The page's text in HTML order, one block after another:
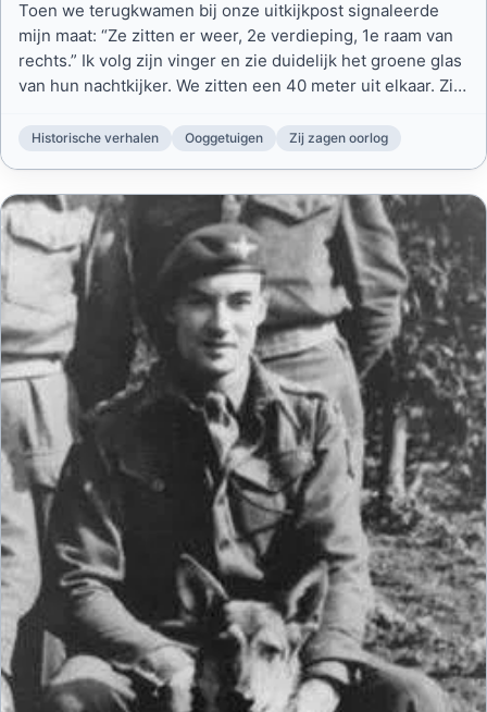
Toen we terugkwamen bij onze uitkijkpost signaleerde
mijn maat: “Ze zitten er weer, 2e verdieping, 1e raam van
rechts.” Ik volg zijn vinger en zie duidelijk het groene glas
van hun nachtkijker. We zitten een 40 meter uit elkaar. Zij
Historische verhalen Ooggetuigen Zij zagen oorlog